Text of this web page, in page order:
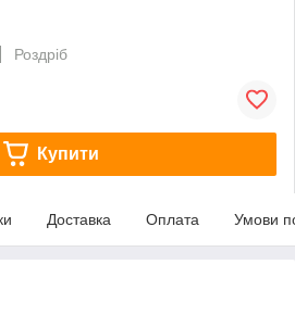
Роздріб
Купити
Доставка Оплата Умови